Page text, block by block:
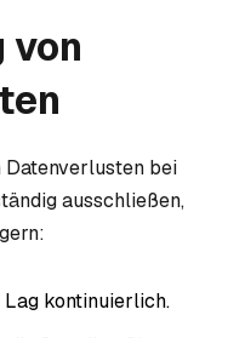
von
Datenverlusten bei
ausschließen,
Lag kontinuierlich.